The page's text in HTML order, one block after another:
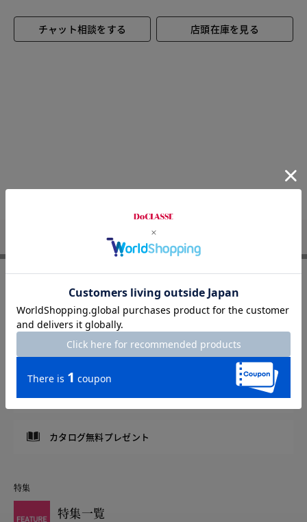
チャット相談をする 店頭在庫を見る
j.(ジェイドット) j. 小物一覧
メルマガ登録で500円OFF！
8/31まで
LINEお友達登録で500円OFF！
アプリダウンロードで500円OFF！
カタログ無料プレゼント
特集
特集一覧